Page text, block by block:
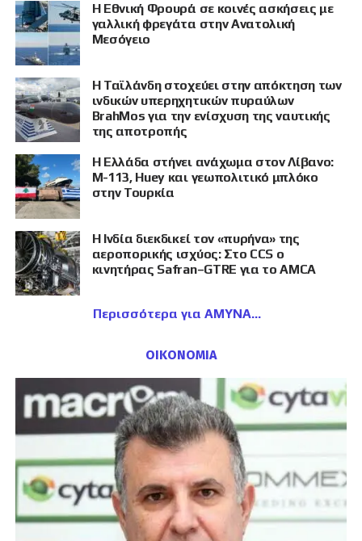
Η Εθνική Φρουρά σε κοινές ασκήσεις με
γαλλική φρεγάτα στην Ανατολική
Μεσόγειο
Η Ταϊλάνδη στοχεύει στην απόκτηση των
ινδικών υπερηχητικών πυραύλων
BrahMos για την ενίσχυση της ναυτικής
της αποτροπής
Η Ελλάδα στήνει ανάχωμα στον Λίβανο:
M-113, Huey και γεωπολιτικό μπλόκο
στην Τουρκία
Η Ινδία διεκδικεί τον «πυρήνα» της
αεροπορικής ισχύος: Στο CCS ο
κινητήρας Safran–GTRE για το AMCA
Περισσότερα για ΑΜΥΝΑ
ΟΙΚΟΝΟΜΙΑ